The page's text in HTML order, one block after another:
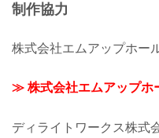
制作協力
株式会社エムアップホー
≫ 株式会社エムアップホ
ディライトワークス株式